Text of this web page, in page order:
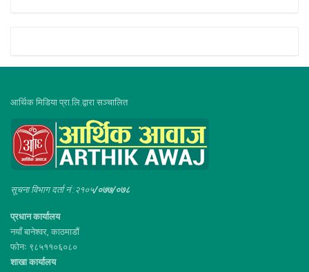
आर्थिक मिडिया प्रा.लि.द्वारा सञ्चालित
सूचना विभाग दर्ता नं :२१०५/०७७/०७८
प्रधान कार्यालय
नयाँ बानेश्वर, काठमाडौं
फोनः ९८५११०६०८०
शाखा कार्यालय